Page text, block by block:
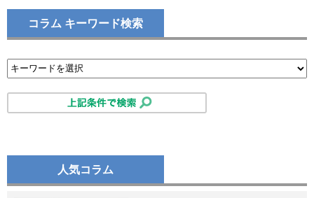
コラム キーワード検索
人気コラム